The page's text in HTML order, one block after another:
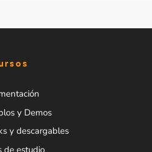
y Demos
y descargables